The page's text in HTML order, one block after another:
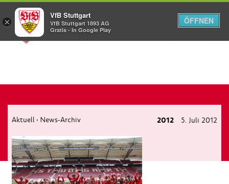
Menü
Aktuell › News-Archiv 2012 5. Juli 2012
×
VfB Stuttgart
VfB Stuttgart 1893 AG
Gratis - In Google Play
ÖFFNEN